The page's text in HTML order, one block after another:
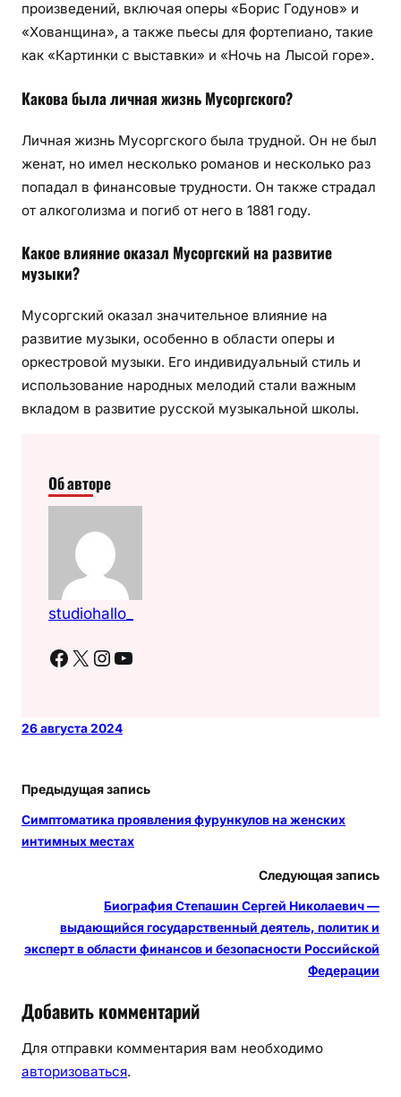
произведений, включая оперы «Борис Годунов» и
«Хованщина», а также пьесы для фортепиано, такие
как «Картинки с выставки» и «Ночь на Лысой горе».
Какова была личная жизнь Мусоргского?
Личная жизнь Мусоргского была трудной. Он не был
женат, но имел несколько романов и несколько раз
попадал в финансовые трудности. Он также страдал
от алкоголизма и погиб от него в 1881 году.
Какое влияние оказал Мусоргский на развитие
музыки?
Мусоргский оказал значительное влияние на
развитие музыки, особенно в области оперы и
оркестровой музыки. Его индивидуальный стиль и
использование народных мелодий стали важным
вкладом в развитие русской музыкальной школы.
Об авторе
studiohallo_
Facebook X Instagram YouTube
26 августа 2024
Предыдущая запись
Симптоматика проявления фурункулов на женских
интимных местах
Следующая запись
Биография Степашин Сергей Николаевич —
выдающийся государственный деятель, политик и
эксперт в области финансов и безопасности Российской
Федерации
Добавить комментарий
Для отправки комментария вам необходимо
авторизоваться.